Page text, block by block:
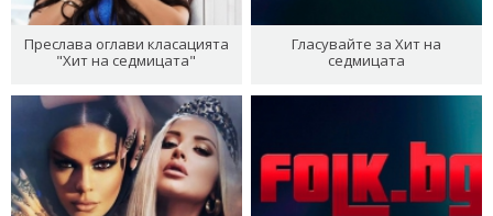
Преслава оглави класацията
"Хит на седмицата"
Гласувайте за Хит на
седмицата